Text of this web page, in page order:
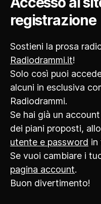
registrazione
Sostieni la prosa
Radiodrammi.it!
Solo così puoi
alcuni in esclusiva
Radiodrammi.
Se hai già un
dei piani proposti,
utente e password in
Se vuoi cambiare i
pagina account.
Buon divertimento!